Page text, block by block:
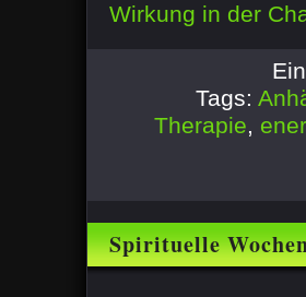
Wirkung in der
Tags:
Therapie,
Spirituelle